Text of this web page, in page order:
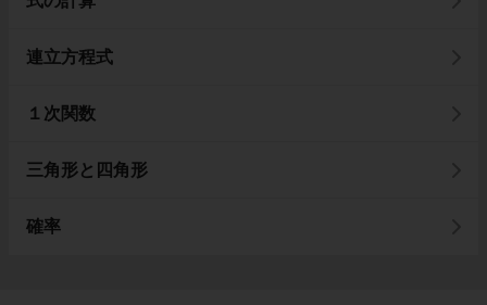
連立方程式
１次関数
三角形と四角形
確率